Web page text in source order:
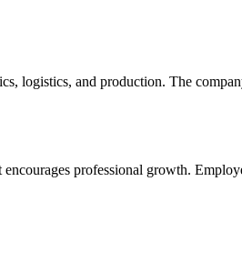
logistics, and production. The
professional growth.